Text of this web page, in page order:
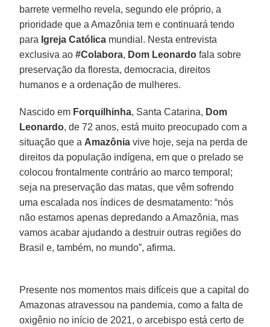
barrete vermelho revela, segundo ele próprio, a
prioridade que a Amazônia tem e continuará tendo
para Igreja Católica mundial. Nesta entrevista
exclusiva ao #Colabora, Dom Leonardo fala sobre
preservação da floresta, democracia, direitos
humanos e a ordenação de mulheres.
Nascido em Forquilhinha, Santa Catarina, Dom
Leonardo, de 72 anos, está muito preocupado com a
situação que a Amazônia vive hoje, seja na perda de
direitos da população indígena, em que o prelado se
colocou frontalmente contrário ao marco temporal;
seja na preservação das matas, que vêm sofrendo
uma escalada nos índices de desmatamento: “nós
não estamos apenas depredando a Amazônia, mas
vamos acabar ajudando a destruir outras regiões do
Brasil e, também, no mundo”, afirma.
Presente nos momentos mais difíceis que a capital do
Amazonas atravessou na pandemia, como a falta de
oxigênio no início de 2021, o arcebispo está certo de